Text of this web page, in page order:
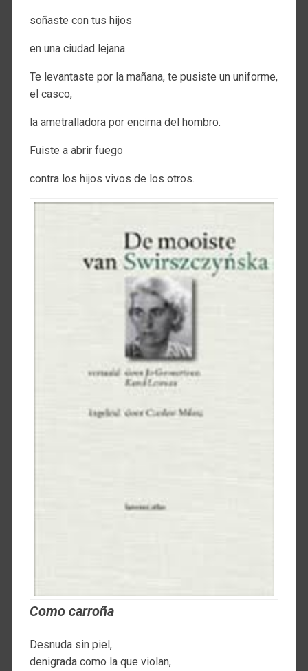
soñaste con tus hijos
en una ciudad lejana.
Te levantaste por la mañana, te pusiste un uniforme,
el casco,
la ametralladora por encima del hombro.
Fuiste a abrir fuego
contra los hijos vivos de los otros.
Como carroña
Desnuda sin piel,
denigrada como la que violan,